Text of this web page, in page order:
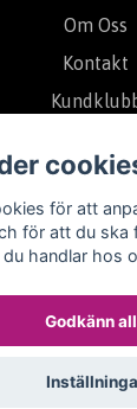
Om Oss
Kontakt
© 2026
för att
för att du ska
handlar hos
Godkänn